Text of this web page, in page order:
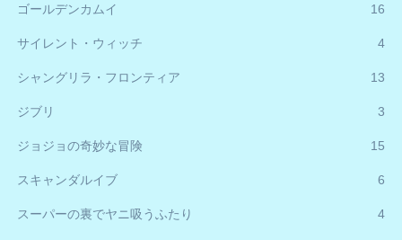
ゴールデンカムイ 16
サイレント・ウィッチ 4
シャングリラ・フロンティア 13
ジブリ 3
ジョジョの奇妙な冒険 15
スキャンダルイブ 6
スーパーの裏でヤニ吸うふたり 4